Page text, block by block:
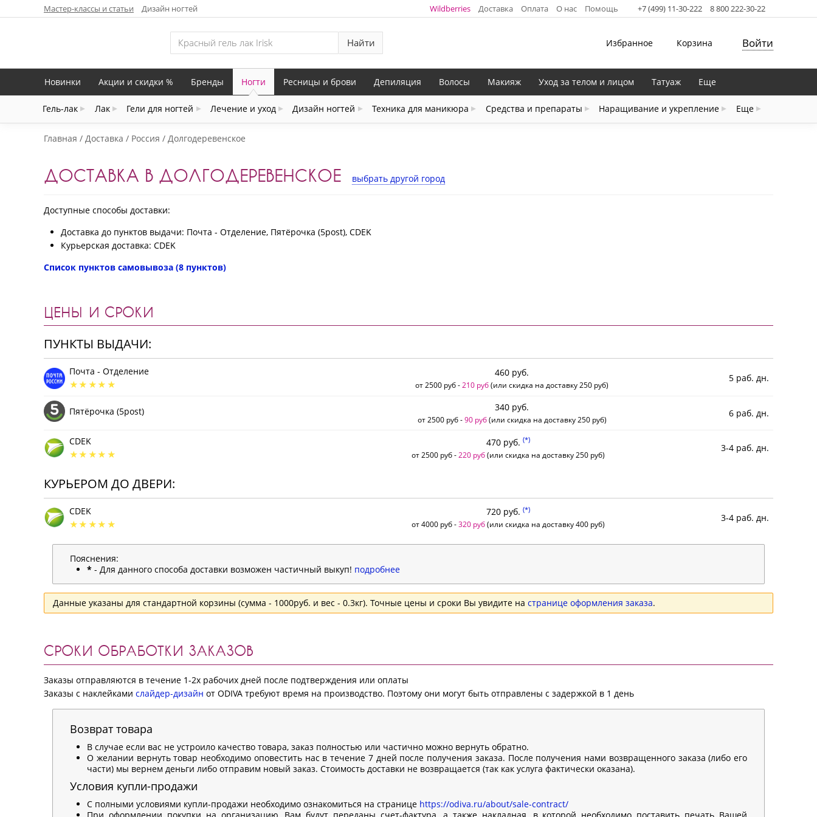
Мастер-классы и статьи Дизайн ногтей Wildberries Доставка Оплата О нас Помощь +7 (499) 11-30-222 8 800 222-30-22
Найти Избранное Корзина Войти
Новинки Акции и скидки % Бренды Ногти
Гель-лак Лак Гели для ногтей Лечение и уход Дизайн ногтей Техника для маникюра Средства и препараты Наращивание и укрепление Еще
Ресницы и брови Депиляция Волосы Макияж Уход за телом и лицом Татуаж Еще
Главная Доставка Россия Долгодеревенское
ДОСТАВКА В ДОЛГОДЕРЕВЕНСКОЕ выбрать другой город
Доступные способы доставки:
Доставка до пунктов выдачи: Почта - Отделение, Пятёрочка (5post), CDEK
Курьерская доставка: CDEK
Список пунктов самовывоза (8 пунктов)
ЦЕНЫ И СРОКИ
ПУНКТЫ ВЫДАЧИ:
Почта - Отделение 460 руб.
от 2500 руб - 210 руб(или скидка на доставку 250 руб)
5 раб. дн.
Пятёрочка (5post) 340 руб.
от 2500 руб -90 руб(или скидка на доставку 250 руб)
6 раб. дн.
CDEK 470 руб. (*)
от 2500 руб - 220 руб(или скидка на доставку 250 руб)
3-4 раб. дн.
КУРЬЕРОМ ДО ДВЕРИ:
CDEK 720 руб. (*)
от 4000 руб -320 руб(или скидка на доставку 400 руб)
3-4 раб. дн.
Пояснения:
* - Для данного способа доставки возможен частичный выкуп! подробнее
Данные указаны для стандартной корзины (сумма - 1000руб. и вес - 0.3кг). Точные цены и сроки Вы увидите на странице оформления заказа.
СРОКИ ОБРАБОТКИ ЗАКАЗОВ
Заказы отправляются в течение 1-2х рабочих дней после подтверждения или оплаты
Заказы с наклейками слайдер-дизайн от ODIVA требуют время на производство. Поэтому они могут быть отправлены с задержкой в 1 день
Возврат товара
В случае если вас не устроило качество товара, заказ полностью или частично можно вернуть обратно.
О желании вернуть товар необходимо оповестить нас в течение 7 дней после получения заказа. После получения нами возвращенного заказа (либо его
части) мы вернем деньги либо отправим новый заказ. Стоимость доставки не возвращается (так как услуга фактически оказана).
Условия купли-продажи
С полными условиями купли-продажи необходимо ознакомиться на странице https://odiva.ru/about/sale-contract/
При оформлении покупки на организацию, Вам будут переданы счет-фактура, а также накладная, в которой необходимо поставить печать Вашей